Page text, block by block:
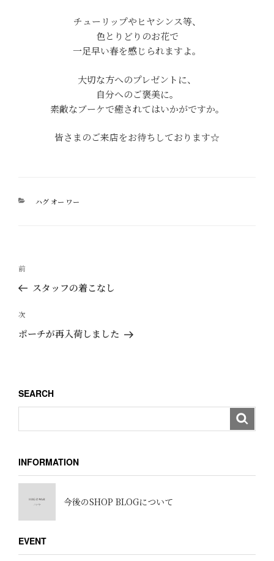
チューリップやヒヤシンス等、
色とりどりのお花で
一足早い春を感じられますよ。
大切な方へのプレゼントに、
自分へのご褒美に。
素敵なブーケで癒されてはいかがですか。
皆さまのご来店をお待ちしております☆
カ
ハグ オー ワー
投
ナ
ビ
ゲ
ン
過
去
投
稿
前
スタッフの着こなし
次
の
次
ポーチが再入荷しました
SEARCH
INFORMATION
今後のSHOP BLOGについて
EVENT